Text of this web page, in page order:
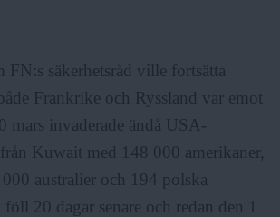
FN:s säkerhetsråd ville fortsätta
Frankrike och Ryssland var emot
mars invaderade ändå USA-
Kuwait med 148 000 amerikaner,
australier och 194 polska
20 dagar senare och redan den 1